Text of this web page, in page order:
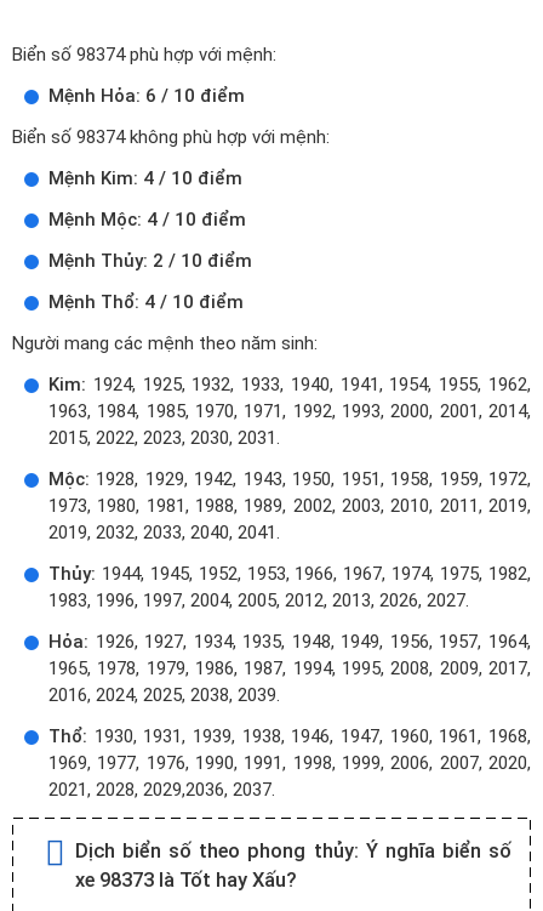
Biển số 98374 phù hợp với mệnh:
Mệnh Hỏa: 6 / 10 điểm
Biển số 98374 không phù hợp với mệnh:
Mệnh Kim: 4 / 10 điểm
Mệnh Mộc: 4 / 10 điểm
Mệnh Thủy: 2 / 10 điểm
Mệnh Thổ: 4 / 10 điểm
Người mang các mệnh theo năm sinh:
Kim: 1924, 1925, 1932, 1933, 1940, 1941, 1954, 1955, 1962,
1963, 1984, 1985, 1970, 1971, 1992, 1993, 2000, 2001, 2014,
2015, 2022, 2023, 2030, 2031.
Mộc: 1928, 1929, 1942, 1943, 1950, 1951, 1958, 1959, 1972,
1973, 1980, 1981, 1988, 1989, 2002, 2003, 2010, 2011, 2019,
2019, 2032, 2033, 2040, 2041.
Thủy: 1944, 1945, 1952, 1953, 1966, 1967, 1974, 1975, 1982,
1983, 1996, 1997, 2004, 2005, 2012, 2013, 2026, 2027.
Hỏa: 1926, 1927, 1934, 1935, 1948, 1949, 1956, 1957, 1964,
1965, 1978, 1979, 1986, 1987, 1994, 1995, 2008, 2009, 2017,
2016, 2024, 2025, 2038, 2039.
Thổ: 1930, 1931, 1939, 1938, 1946, 1947, 1960, 1961, 1968,
1969, 1977, 1976, 1990, 1991, 1998, 1999, 2006, 2007, 2020,
2021, 2028, 2029,2036, 2037.
Dịch biển số theo phong thủy: Ý nghĩa biển số
xe 98373 là Tốt hay Xấu?